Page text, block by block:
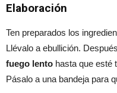
Elaboración
Ten preparados los
Llévalo a ebullición.
fuego lento hasta que esté
Pásalo a una bandeja para